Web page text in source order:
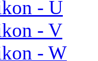
- U
- V
- W